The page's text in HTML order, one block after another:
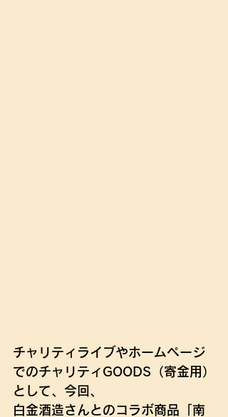
チャリティライブやホームページ
でのチャリティGOODS（寄金用）
として、今回、
白金酒造さんとのコラボ商品「南